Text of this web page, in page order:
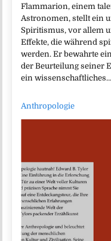
Flammarion, einem
Astronomen, stellt ein
Spiritismus, vor allem
Effekte, die während
werden. Er bewahrte
der Beurteilung seiner
ein wissenschaftliches…
Anthropologie